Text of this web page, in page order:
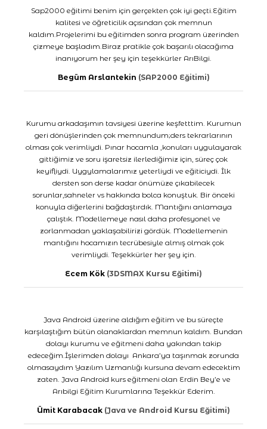
Sap2000 eğitimi benim için gerçekten çok iyi geçti.Eğitim
kalitesi ve öğreticilik açısından çok memnun
kaldım.Projelerimi bu eğitimden sonra program üzerinden
çizmeye başladım.Biraz pratikle çok başarılı olacağıma
inanıyorum her şey için teşekkürler ArıBilgi.
Begüm Arslantekin (SAP2000 Eğitimi)
Kurumu arkadaşımın tavsiyesi üzerine keşfetttim. Kurumun
geri dönüşlerinden çok memnundum;ders tekrarlarının
olması çok verimliydi. Pınar hocamla ,konuları uygulayarak
gittiğimiz ve soru işaretsiz ilerlediğimiz için, süreç çok
keyifliydi. Uygylamalarımız yeterliydi ve eğiticiydi. İlk
dersten son derse kadar önümüze çıkabilecek
sorunlar,sahneler vs hakkında bolca konuştuk. Bir önceki
konuyla diğerlerini bağdaştırdık. Mantığını anlamaya
çalıştık. Modellemeye nasıl daha profesyonel ve
zorlanmadan yaklaşabilirizi gördük. Modellemenin
mantığını hocamızın tecrübesiyle almış olmak çok
verimliydi. Teşekkürler her şey için.
Ecem Kök (3DSMAX Kursu Eğitimi)
Java Android üzerine aldığım eğitim ve bu süreçte
karşılaştığım bütün olanaklardan memnun kaldım. Bundan
dolayı kurumu ve eğitmeni daha yakından takip
edeceğim.İşlerimden dolayı Ankara’ya taşınmak zorunda
olmasaydım Yazılım Uzmanlığı kursuna devam edecektim
zaten. Java Android kurs eğitmeni olan Erdin Bey’e ve
Arıbilgi Eğitim Kurumlarına Teşekkür Ederim.
Ümit Karabacak (Java ve Android Kursu Eğitimi)